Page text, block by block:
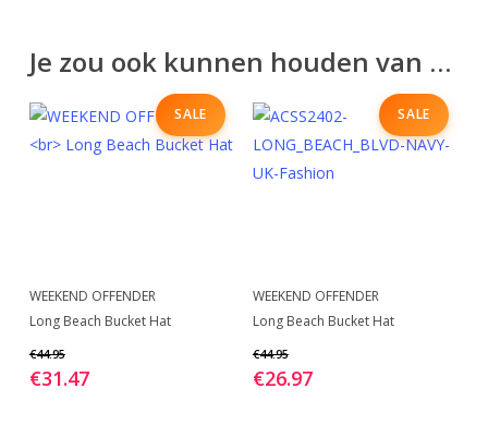
Je zou ook kunnen houden van …
SALE
BEKIJK
product
heeft
meerdere
variaties.
WEEKEND OFFENDER
Long Beach Bucket Hat
€44.95
€31.47
SALE
BEKIJK
product
heeft
meerdere
variaties.
WEEKEND OFFENDER
Long Beach Bucket Hat
€44.95
€26.97